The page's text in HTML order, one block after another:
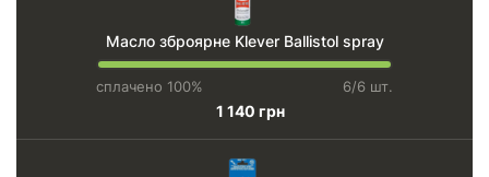
Масло зброярне Klever Ballistol spray
сплачено 100% 6/6 шт.
1 140 грн